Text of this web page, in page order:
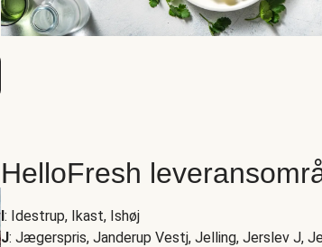
HelloFresh
I: Idestrup, Ikast, Ishøj
J: Jægerspris, Janderup Vestj, Jelling, Jerslev J,